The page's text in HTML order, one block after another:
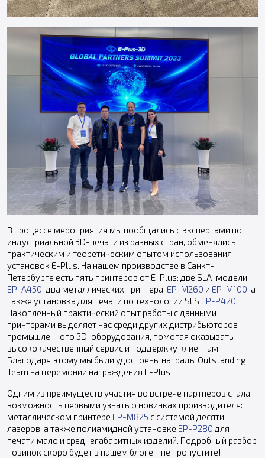
В процессе мероприятия мы пообщались с экспертами по
индустриальной 3D-печати из разных стран, обменялись
практическим и теоретическим опытом использования
установок E-Plus. На нашем производстве в Санкт-
Петербурге есть пять принтеров от E-Plus: две SLA-модели
EP-A450, два металлических принтера: EP-M260 и EP-M100, а
также установка для печати по технологии SLS EP-P420.
Накопленный практический опыт работы с данными
принтерами выделяет нас среди других дистрибьюторов
промышленного 3D-оборудования, помогая оказывать
высококачественный сервис и поддержку клиентам.
Благодаря этому мы были удостоены награды Outstanding
Team на церемонии награждения E-Plus!
Одним из преимуществ участия во встрече партнеров стала
возможность первыми узнать о новинках производителя:
металлическом принтере EP-M825 с системой десяти
лазеров, а также полиамидной установке EP-P280 для
печати мало и среднегабаритных изделий. Подробный разбор
новинок скоро будет в нашем блоге - не пропустите!